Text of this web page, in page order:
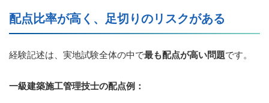
配点比率が高く、足切りのリスクがある
経験記述は、実地試験全体の中で最も配点が高い問題です。
一級建築施工管理技士の配点例：